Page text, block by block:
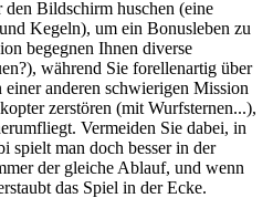
Bildschirm huschen (eine
Kegeln), um ein Bonusleben zu
begegnen Ihnen diverse
während Sie forellenartig über
anderen schwierigen Mission
zerstören (mit Wurfsternen...),
Vermeiden Sie dabei, in
spielt man doch besser in der
der gleiche Ablauf, und wenn
das Spiel in der Ecke.